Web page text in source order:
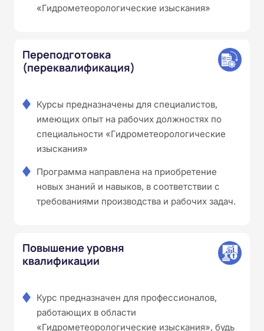
«Гидрометеорологические изыскания»
Переподготовка
(переквалификация)
Курсы предназначены для специалистов,
имеющих опыт на рабочих должностях по
специальности «Гидрометеорологические
изыскания»
Программа направлена на приобретение
новых знаний и навыков, в соответствии с
требованиями производства и рабочих задач.
Повышение уровня
квалификации
Курс предназначен для профессионалов,
работающих в области
«Гидрометеорологические изыскания», будь